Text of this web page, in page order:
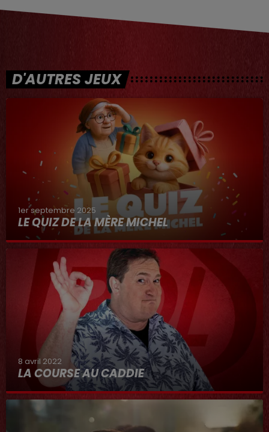
D'AUTRES JEUX
1er septembre 2025
LE QUIZ DE LA MÈRE MICHEL
8 avril 2022
LA COURSE AU CADDIE